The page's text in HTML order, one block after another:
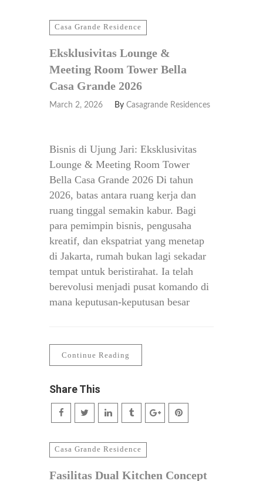
Casa Grande Residence
Eksklusivitas Lounge &
Meeting Room Tower Bella
Casa Grande 2026
March 2, 2026 By Casagrande Residences
Bisnis di Ujung Jari: Eksklusivitas
Lounge & Meeting Room Tower
Bella Casa Grande 2026 Di tahun
2026, batas antara ruang kerja dan
ruang tinggal semakin kabur. Bagi
para pemimpin bisnis, pengusaha
kreatif, dan ekspatriat yang menetap
di Jakarta, rumah bukan lagi sekadar
tempat untuk beristirahat. Ia telah
berevolusi menjadi pusat komando di
mana keputusan-keputusan besar
Continue Reading
Share This
Casa Grande Residence
Fasilitas Dual Kitchen Concept